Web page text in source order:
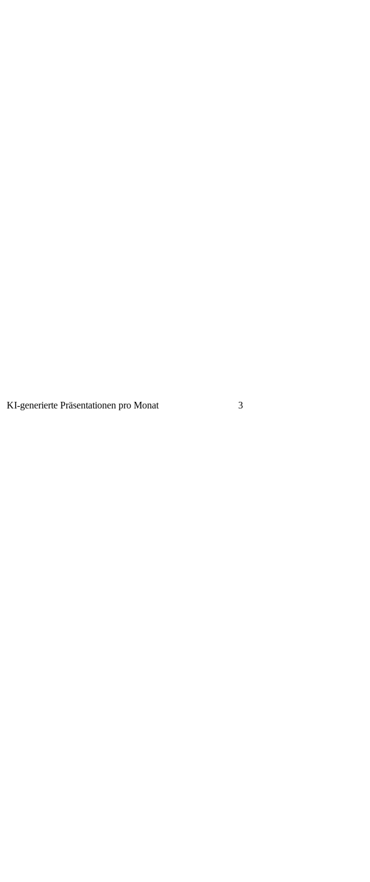
KI-generierte Präsentationen pro Monat 3